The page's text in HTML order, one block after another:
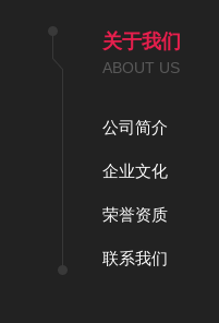
关于我们
ABOUT US
公司简介
企业文化
荣誉资质
联系我们